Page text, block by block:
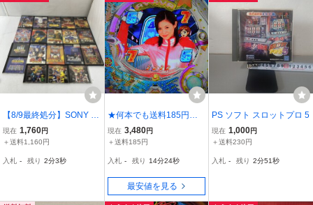
【8/9最終処分】SONY Pl
ayStation2 PS2 PlayStati
on1 PS1 パチスロソフト
品 AAL0610/小5086/0708
現在 1,760円
＋送料1,160円
入札 - 残り 2分1秒
★何本でも送料185円★
PS2 CR松浦亜弥
《必勝パチンコ☆パチス
☆盤面良好・動作OK・美
品★ w
現在 3,480円
＋送料185円
入札 - 残り 14分22秒
最安値を見る
PS ソフト スロットプロ 5
現在 1,000円
＋送料230円
入札 - 残り 2分49秒